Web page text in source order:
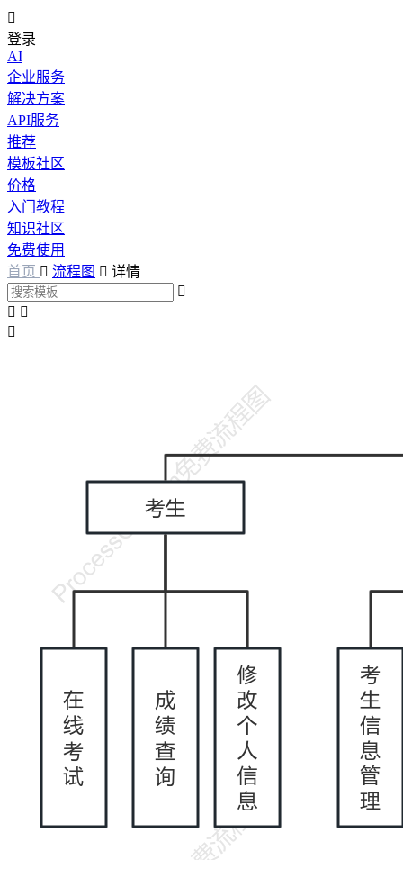

登录
AI
企业服务
解决方案
API服务
推荐
模板社区
价格
入门教程
知识社区
免费使用
首页  流程图  详情

 
